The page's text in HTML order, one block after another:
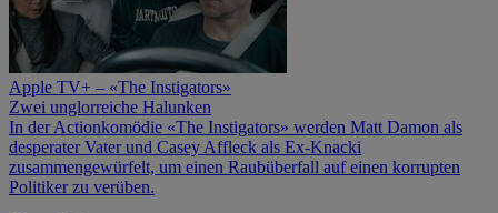
Apple TV+ – «The Instigators»
Zwei unglorreiche Halunken
In der Actionkomödie «The Instigators» werden Matt Damon als
desperater Vater und Casey Affleck als Ex-Knacki
zusammengewürfelt, um einen Raubüberfall auf einen korrupten
Politiker zu verüben.